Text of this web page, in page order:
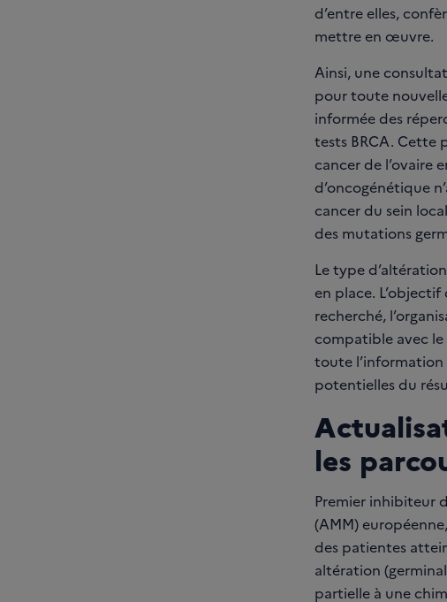
d’entre elles,
mettre en œuvre.
Ainsi, une
pour toute
informée des
tests BRCA. Cette
cancer de l’ovaire
d’oncogénétique
cancer du sein
des mutations
Le type
en place.
recherché,
compatible avec le
toute l’information
potentielles du
les
Premier inhibiteur
(AMM)
des patientes
altération
partielle à une